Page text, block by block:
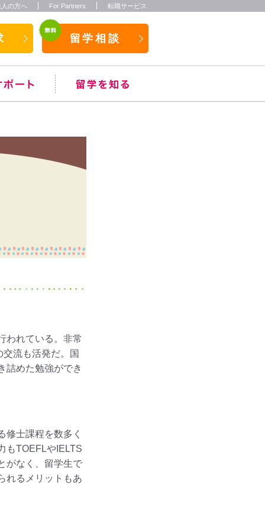
人の方へ For Partners 転職サービス
留学相談
われている。非常
流も活発だ。国
詰めた勉強ができ
修士課程を数多く
もTOEFLやIELTS
がなく、留学生で
れるメリットもあ